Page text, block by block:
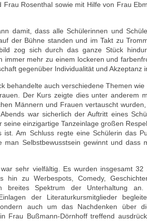
Frau Rosenthal sowie mit Hilfe von Frau
damit, dass alle Schülerinnen und
der Bühne standen und im Takt zu
zog sich durch das ganze Stück
immer mehr zu einem lockeren und
gegenüber Individualität und Akzeptanz
behandelte auch verschiedene Themen
Der Kurs zeigte dies unter anderem
Männern und Frauen vertauscht
war sicherlich der Auftritt eines
seine einzigartige Tanzeinlage großen
ist. Am Schluss regte eine Schülerin das
man Selbstbewusstsein gewinnt und dass
sehr vielfältig. Es wurden insgesamt
hin zu Werbespots, Comedy,
breites Spektrum der Unterhaltung
der Literaturkursmitglieder
auch um das Nachdenken über
Frau Bußmann-Dörnhoff treffend